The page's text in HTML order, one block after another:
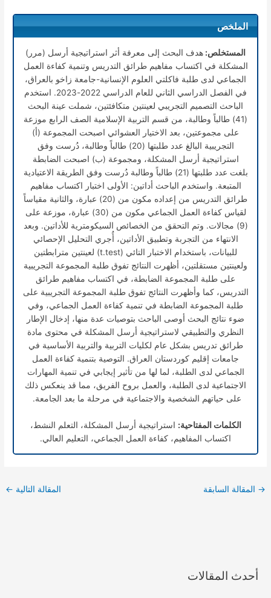
الملخص
المستخلص: هدف البحث إلى معرفة أثر استراتيجية أرسل (مرر)
المشكلة في اكتساب مفاهيم طرائق التدريس وتنمية كفاءة العمل
الجماعي لدى طلبة فاكلتي العلوم الإنسانية-جامعة زاخو بالعراق،
في الفصل الدراسي الثاني للعام الدراسي 2022-2023. استخدم
الباحث التصميم التجريبي لعينتين متكافئتين، شملت عينة البحث
(41) طالباً وطالبة، من قسم التربية الإسلامية الصف الرابع موزعة
على مجموعتين، بعد الاختيار العشوائي اصبحت المجموعة (أ)
التجريبية البالغ عدد طلبتها (20) طالباً وطالبة، دُرست وفق
استراتيجية أرسل المشكلة، ومجموعة (ب) اصبحت الضابطة
بلغت عدد طلبتها (21) طالباً وطالبة دُرست وفق الطريقة الاعتيادية
المتبعة. واستخدم الباحث أداتين: الأولى اختبار اكتساب مفاهيم
طرائق التدريس من إعداده مكون من (20) عبارة، والثانية مقياساً
لقياس كفاءة العمل الجماعي مكون من (30) عبارة، موزعة على
(9) مجالات. وتم التحقق من الخصائص السيكومترية للأداتين. وبعد
الانتهاء من التجربة وتطبيق الأداتين، أُجري التحليل الإحصائي
للبيانات، باستخدام الاختبار التائي (t.test) لعينتين مترابطتين
ولعينتين مستقلتين، أظهرت النتائج تفوق طلبة المجموعة التجريبية
على طلبة المجموعة الضابطة، في اكتساب مفاهيم طرائق
التدريس، كما وأظهرت النتائج تفوق طلبة المجموعة التجريبية على
طلبة المجموعة الضابطة في تنمية كفاءة العمل الجماعي، وفي
ضوء نتائج البحث أوصى الباحث بتوصيات عدة منها، إدخال الإطار
النظري والتطبيقي لاستراتيجية أرسل المشكلة في محتوى مادة
طرائق تدريس بشكل عام لكليات التربية والتربية الأساسية في
جامعات إقليم كوردستان العراق. التوصية بتنمية كفاءة العمل
الجماعي لدى الطلبة، لما لها من تأثير إيجابي في تنمية المهارات
الاجتماعية لدى الطلبة، والعمل بروح الفريق، مما قد ينعكس ذلك
على حياتهم الشخصية والاجتماعية في مرحلة ما بعد الجامعة.
الكلمات المفتاحية: استراتيجية أرسل المشكلة، التعلم النشط،
اكتساب المفاهيم، كفاءة العمل الجماعي، التعليم العالي.
→ المقالة السابقة المقالة التالية ←
أحدث المقالات